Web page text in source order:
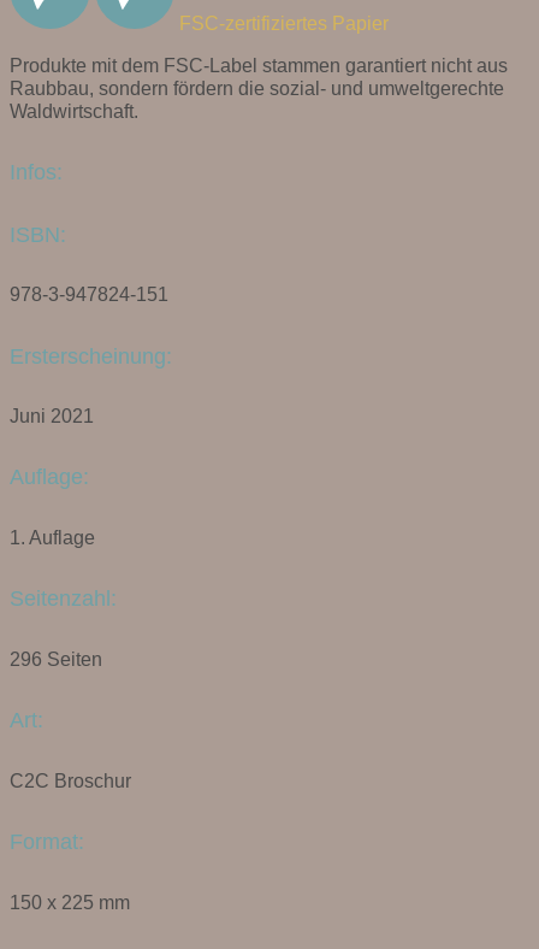
FSC-zertifiziertes Papier
Produkte mit dem FSC-Label stammen garantiert nicht aus
Raubbau, sondern fördern die sozial- und umweltgerechte
Waldwirtschaft.
Infos:
ISBN:
978-3-947824-151
Ersterscheinung:
Juni 2021
Auflage:
1. Auflage
Seitenzahl:
296 Seiten
Art:
C2C Broschur
Format:
150 x 225 mm